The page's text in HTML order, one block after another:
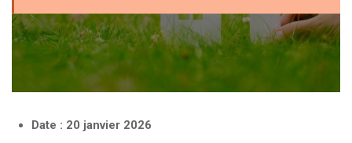
Date : 20 janvier 2026